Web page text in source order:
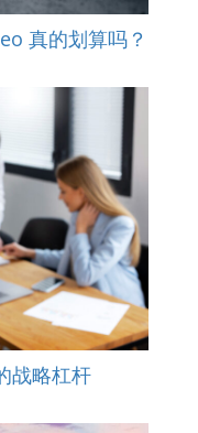
真的划算吗？
战略杠杆